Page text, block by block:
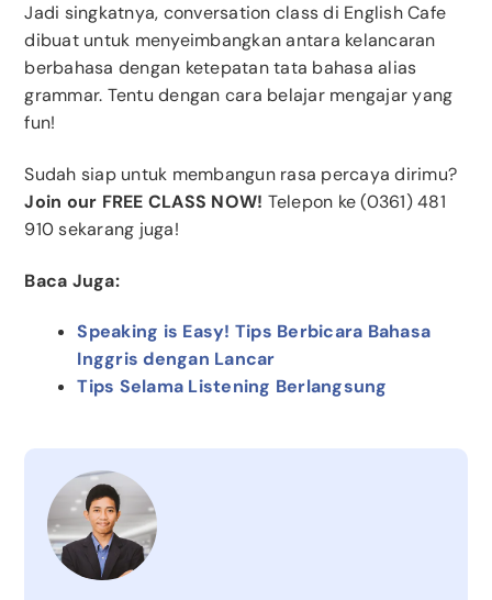
Jadi singkatnya, conversation class di English Cafe
dibuat untuk menyeimbangkan antara kelancaran
berbahasa dengan ketepatan tata bahasa alias
grammar. Tentu dengan cara belajar mengajar yang
fun!
Sudah siap untuk membangun rasa percaya dirimu?
Join our FREE CLASS NOW! Telepon ke (0361) 481
910 sekarang juga!
Baca Juga:
Speaking is Easy! Tips Berbicara Bahasa
Inggris dengan Lancar
Tips Selama Listening Berlangsung